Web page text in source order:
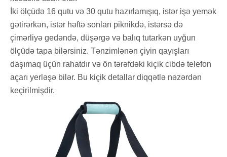
İki ölçüdə 16 qutu və 30 qutu hazırlamışıq, istər işə yemək
gətirərkən, istər həftə sonları piknikdə, istərsə də
çimərliyə gedəndə, düşərgə və balıq tutarkən uyğun
ölçüdə tapa bilərsiniz. Tənzimlənən çiyin qayışları
daşımaq üçün rahatdır və ön tərəfdəki kiçik cibdə telefon
açarı yerləşə bilər. Bu kiçik detallar diqqətlə nəzərdən
keçirilmişdir.